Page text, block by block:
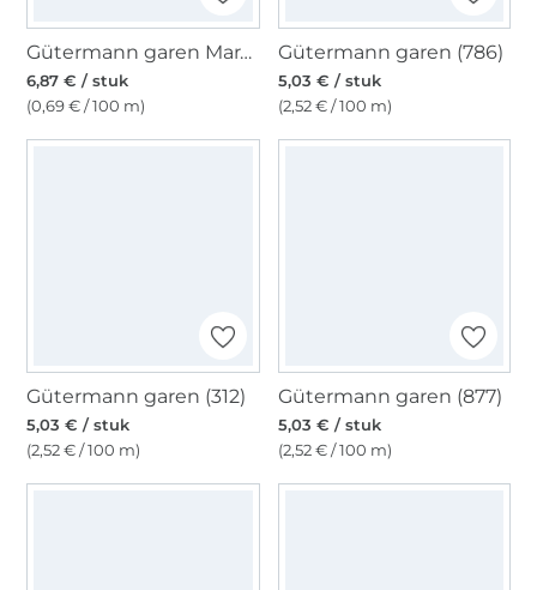
Gütermann garen Mara 120 1000 m, 0800
6,87 € / stuk
(0,69 € / 100 m)
Gütermann garen (786)
5,03 € / stuk
(2,52 € / 100 m)
Gütermann garen (312)
5,03 € / stuk
(2,52 € / 100 m)
Gütermann garen (877)
5,03 € / stuk
(2,52 € / 100 m)